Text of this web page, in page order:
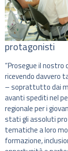
protagonisti
“Prosegue il
ricevendo davvero
– soprattutto dai
avanti spediti nel
regionale per i
stati gli assoluti
tematiche a loro
formazione,